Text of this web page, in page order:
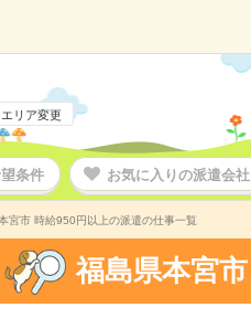
エリア変更
条件 お気に入りの派遣会社
宮市 時給950円以上の派遣の仕事一覧
福島県本宮市